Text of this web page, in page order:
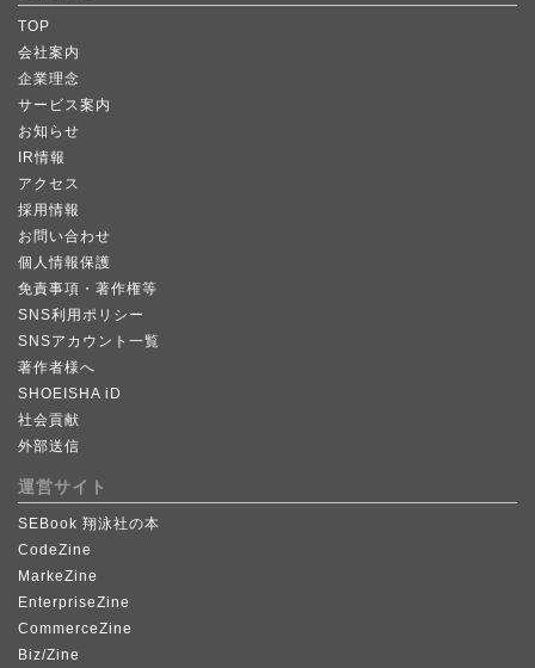
TOP
会社案内
企業理念
サービス案内
お知らせ
IR情報
アクセス
採用情報
お問い合わせ
個人情報保護
免責事項・著作権等
SNS利用ポリシー
SNSアカウント一覧
著作者様へ
SHOEISHA iD
社会貢献
外部送信
運営サイト
SEBook 翔泳社の本
CodeZine
MarkeZine
EnterpriseZine
CommerceZine
Biz/Zine